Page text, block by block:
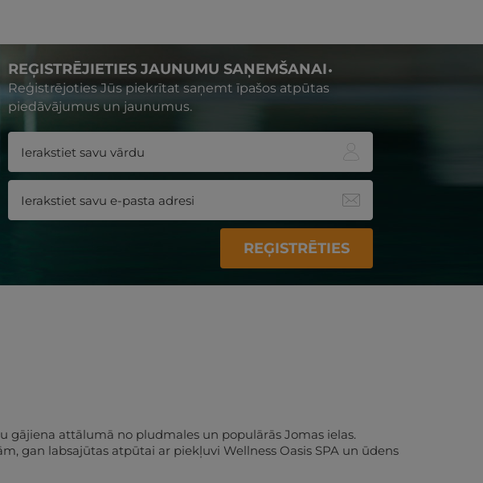
REĢISTRĒJIETIES JAUNUMU SAŅEMŠANAI
Reģistrējoties Jūs piekrītat saņemt īpašos atpūtas
piedāvājumus un jaunumus.
REĢISTRĒTIES
gājiena attālumā no pludmales un populārās Jomas ielas.
gan labsajūtas atpūtai ar piekļuvi Wellness Oasis SPA un ūdens